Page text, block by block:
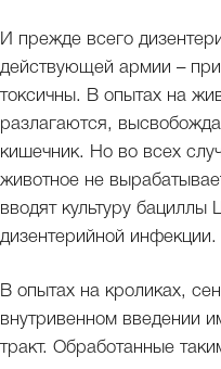
И прежде всего
действующей армии –
токсичны. В опытах на
разлагаются,
кишечник. Но во всех
животное не
вводят культуру
дизентерийной инфекции.
В опытах на кроликах,
внутривенном введении
тракт. Обработанные